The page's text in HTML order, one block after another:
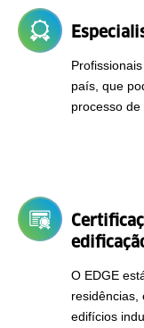
país, que
processo de
O EDGE
residências,
edifícios